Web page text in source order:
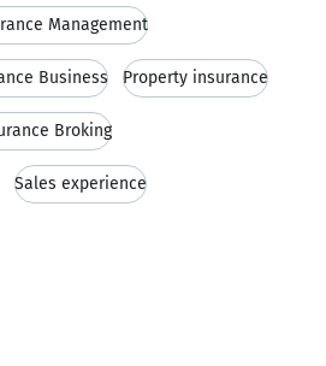
Management
Business Property insurance
Broking
Sales experience